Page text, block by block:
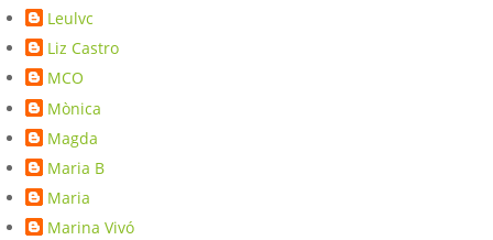
Leulvc
Liz Castro
MCO
Mònica
Magda
Maria B
Maria
Marina Vivó